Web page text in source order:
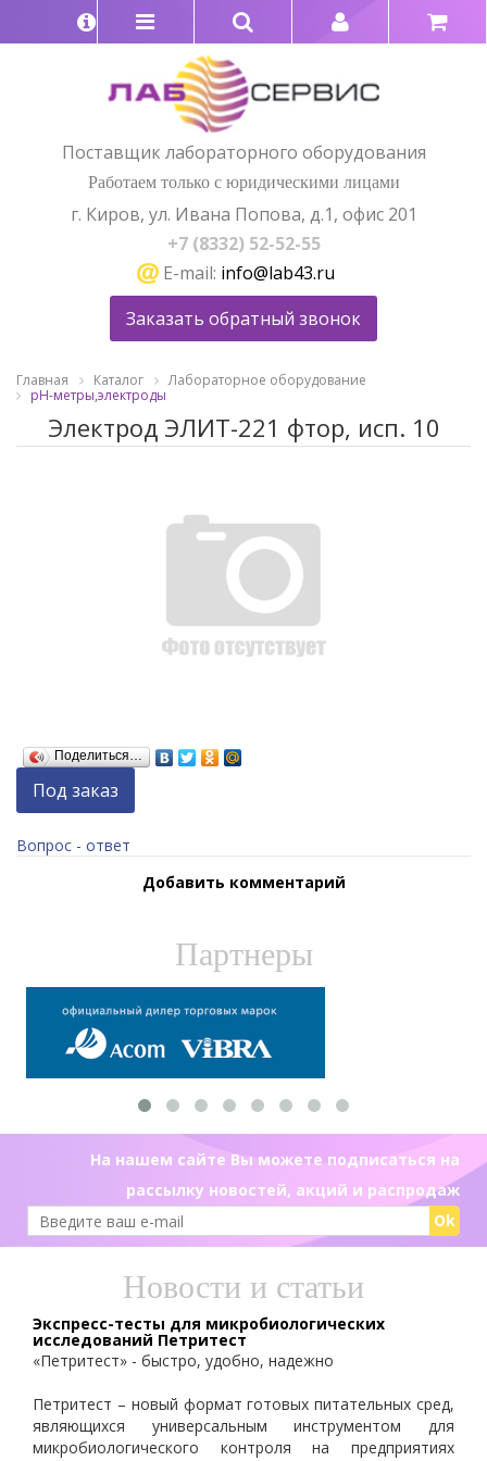
Поставщик лабораторного оборудования
Работаем только с юридическими лицами
г. Киров, ул. Ивана Попова, д.1, офис 201
+7 (8332) 52-52-55
E-mail: info@lab43.ru
Заказать обратный звонок
Главная Каталог
Лабораторное оборудование
pH-метры,электроды
Электрод ЭЛИТ-221 фтор, исп. 10
Поделиться…
Под заказ
Вопрос - ответ
Добавить комментарий
Партнеры
На нашем сайте Вы можете подписаться на
рассылку новостей, акций и распродаж
Ok
Новости и статьи
Экспресс-тесты для микробиологических
исследований Петритест
«Петритест» - быстро, удобно, надежно
Петритест – новый формат готовых питательных сред,
являющихся универсальным инструментом для
микробиологического контроля на предприятиях